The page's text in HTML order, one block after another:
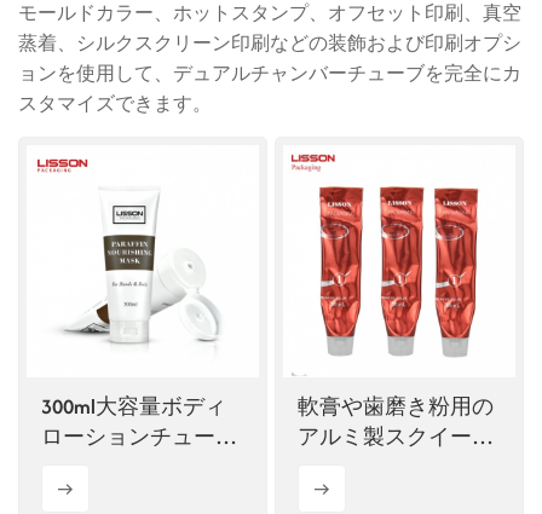
한국의
ไทย
モールドカラー、ホットスタンプ、オフセット印刷、真空
蒸着、シルクスクリーン印刷などの装飾および印刷オプシ
ョンを使用して、デュアルチャンバーチューブを完全にカ
スタマイズできます。
300ml大容量ボディ
ローションチューブ
能）
軟膏や歯磨き粉用の
アルミ製スクイーズ